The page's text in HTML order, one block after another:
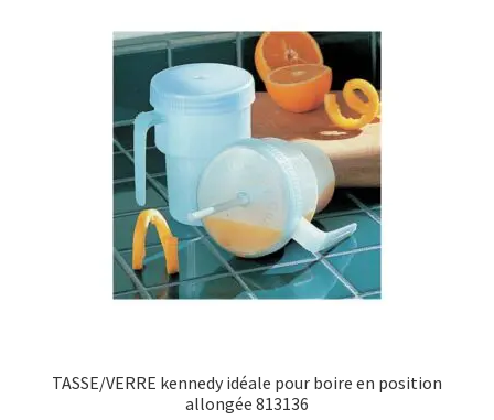
TASSE/VERRE kennedy idéale pour boire en position
allongée 813136